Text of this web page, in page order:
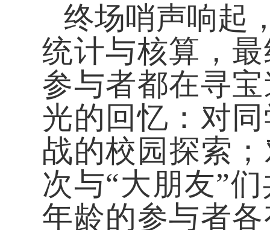
终场哨声响起
统计与核算，
参与者都在寻
光的回忆：对
战的校园探索
次与“大朋友”
年龄的参与者